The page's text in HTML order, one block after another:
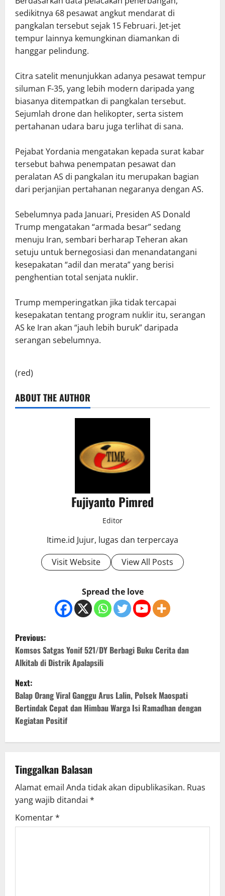
sedikitnya 68 pesawat angkut mendarat di
pangkalan tersebut sejak 15 Februari. Jet-jet
tempur lainnya kemungkinan diamankan di
hanggar pelindung.
Citra satelit menunjukkan adanya pesawat tempur
siluman F-35, yang lebih modern daripada yang
biasanya ditempatkan di pangkalan tersebut.
Sejumlah drone dan helikopter, serta sistem
pertahanan udara baru juga terlihat di sana.
Pejabat Yordania mengatakan kepada surat kabar
tersebut bahwa penempatan pesawat dan
peralatan AS di pangkalan itu merupakan bagian
dari perjanjian pertahanan negaranya dengan AS.
Sebelumnya pada Januari, Presiden AS Donald
Trump mengatakan “armada besar” sedang
menuju Iran, sembari berharap Teheran akan
setuju untuk bernegosiasi dan menandatangani
kesepakatan “adil dan merata” yang berisi
penghentian total senjata nuklir.
Trump memperingatkan jika tidak tercapai
kesepakatan tentang program nuklir itu, serangan
AS ke Iran akan “jauh lebih buruk” daripada
serangan sebelumnya.
(red)
ABOUT THE AUTHOR
Fujiyanto Pimred
Editor
Itime.id Jujur, lugas dan terpercaya
Visit Website
View All Posts
Spread the love
P
o
s
t
n
a
v
i
g
a
Previous:
Komsos Satgas Yonif 521/DY Berbagi Buku Cerita dan
Alkitab di Distrik Apalapsili
Next:
Balap Orang Viral Ganggu Arus Lalin, Polsek Maospati
Bertindak Cepat dan Himbau Warga Isi Ramadhan dengan
Kegiatan Positif
Tinggalkan Balasan
Alamat email Anda tidak akan dipublikasikan. Ruas
yang wajib ditandai *
Komentar*